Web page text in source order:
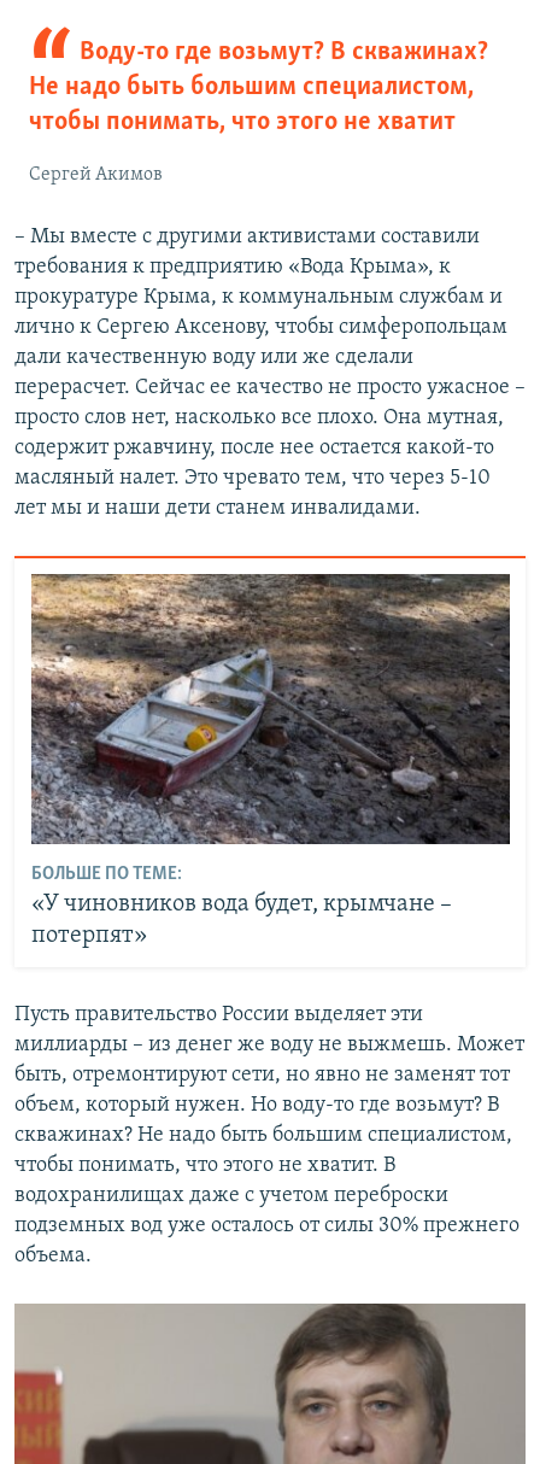
с
а
й
Воду-то где возьмут? В скважинах?
Не надо быть большим специалистом,
чтобы понимать, что этого не хватит
Сергей Акимов
– Мы вместе с другими активистами составили
требования к предприятию «Вода Крыма», к
прокуратуре Крыма, к коммунальным службам и
лично к Сергею Аксенову, чтобы симферопольцам
дали качественную воду или же сделали
перерасчет. Сейчас ее качество не просто ужасное –
просто слов нет, насколько все плохо. Она мутная,
содержит ржавчину, после нее остается какой-то
масляный налет. Это чревато тем, что через 5-10
лет мы и наши дети станем инвалидами.
БОЛЬШЕ ПО ТЕМЕ:
«У чиновников вода будет, крымчане –
потерпят»
Пусть правительство России выделяет эти
миллиарды – из денег же воду не выжмешь. Может
быть, отремонтируют сети, но явно не заменят тот
объем, который нужен. Но воду-то где возьмут? В
скважинах? Не надо быть большим специалистом,
чтобы понимать, что этого не хватит. В
водохранилищах даже с учетом переброски
подземных вод уже осталось от силы 30% прежнего
объема.